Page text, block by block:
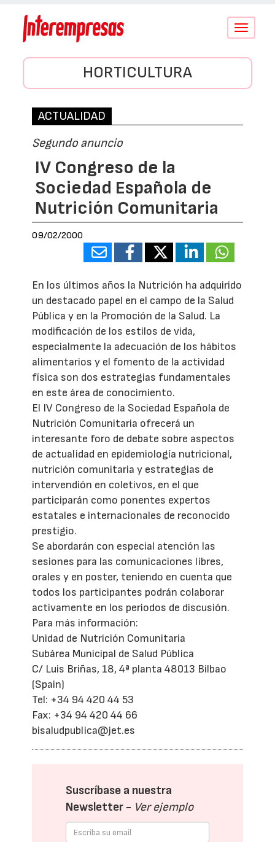
Conmutar
HORTICULTURA
ACTUALIDAD
Segundo anuncio
IV Congreso de la
Sociedad Española de
Nutrición Comunitaria
09/02/2000
En los últimos años la Nutrición ha adquirido
un destacado papel en el campo de la Salud
Pública y en la Promoción de la Salud. La
modificación de los estilos de vida,
especialmente la adecuación de los hábitos
alimentarios y el fomento de la actividad
física son dos estrategias fundamentales
en este área de conocimiento.
El IV Congreso de la Sociedad Española de
Nutrición Comunitaria ofrecerá un
interesante foro de debate sobre aspectos
de actualidad en epidemiología nutricional,
nutrición comunitaria y estrategias de
intervendión en coletivos, en el que
participarán como ponentes expertos
estatales e internacionales de reconocido
prestigio.
Se abordarán con especial atención las
sesiones para las comunicaciones libres,
orales y en poster, teniendo en cuenta que
todos los participantes podrán colaborar
activamente en los periodos de discusión.
Para más información:
Unidad de Nutrición Comunitaria
Subárea Municipal de Salud Pública
C/ Luis Briñas, 18, 4ª planta 48013 Bilbao
(Spain)
Tel: +34 94 420 44 53
Fax: +34 94 420 44 66
bisaludpublica@jet.es
Suscríbase a nuestra
Newsletter - Ver ejemplo